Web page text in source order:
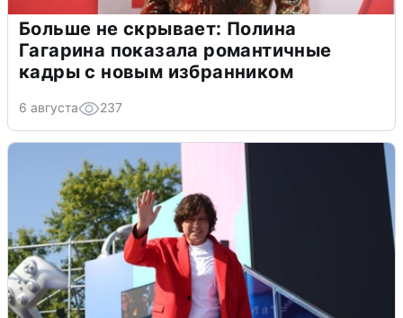
Больше не скрывает: Полина
Гагарина показала романтичные
кадры с новым избранником
6 августа 237